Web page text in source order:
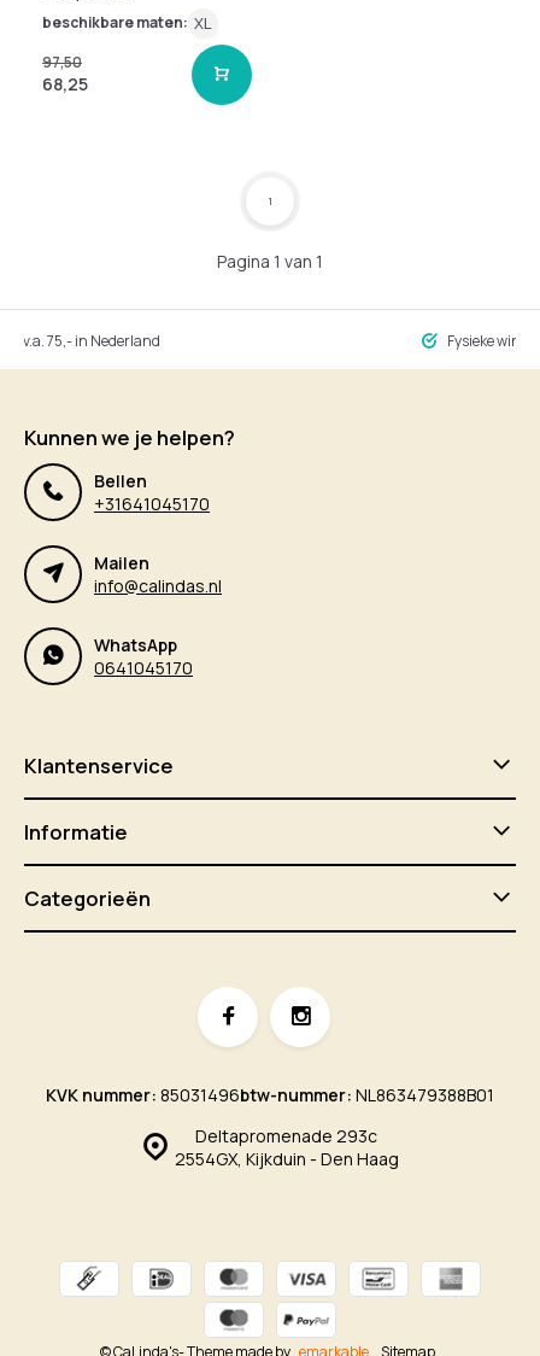
beschikbare maten: XL
97,50
68,25
Pagina 1 van 1
1
v.a. 75,- in Nederland Fysieke
Kunnen we je helpen?
Bellen
+31641045170
Mailen
info@calindas.nl
WhatsApp
0641045170
Klantenservice
Informatie
Categorieën
Deltapromenade 293c
2554GX, Kijkduin - Den Haag
KVK nummer: 85031496btw-nummer: NL863479388B01
© CaLinda's- Theme made by emarkable Sitemap